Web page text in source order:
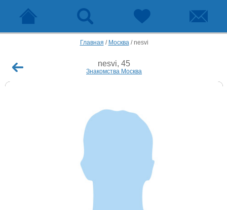
Главная / Москва/nesvi
nesvi, 45
Знакомства Москва